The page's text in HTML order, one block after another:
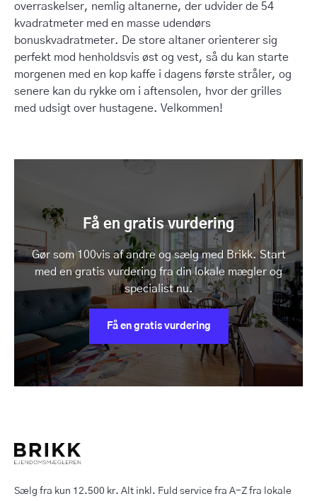
overraskelser, nemlig altanerne, der udvider de 54
kvadratmeter med en masse udendørs
bonuskvadratmeter. De store altaner orienterer sig
perfekt mod henholdsvis øst og vest, så du kan starte
morgenen med en kop kaffe i dagens første stråler, og
senere kan du rykke om i aftensolen, hvor der grilles
med udsigt over hustagene. Velkommen!
Få en gratis vurdering
Gør som 100vis af andre og sælg med Brikk. Start
med en gratis vurdering fra din lokale mægler og
specialist nu.
Få en gratis vurdering
Sælg fra kun 12.500 kr. Alt inkl. Fuld service fra A-Z fra lokale